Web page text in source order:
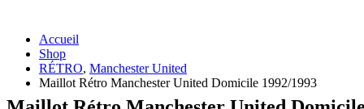
Accueil
Shop
RÉTRO, Manchester United
Maillot Rétro Manchester United Domicile 1992/1993